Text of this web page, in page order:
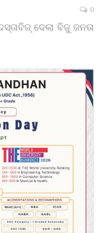
0
ଦେଲା ବିଜୁ ଜନତା